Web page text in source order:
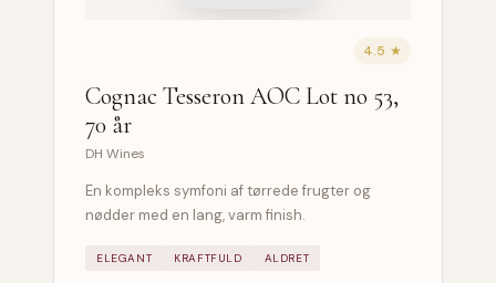
4.5 ★
Cognac Tesseron AOC Lot no 53,
70 år
DH Wines
En kompleks symfoni af tørrede frugter og
nødder med en lang, varm finish.
ELEGANT KRAFTFULD ALDRET